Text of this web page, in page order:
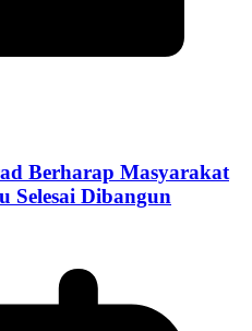
Berharap Masyarakat
Selesai Dibangun